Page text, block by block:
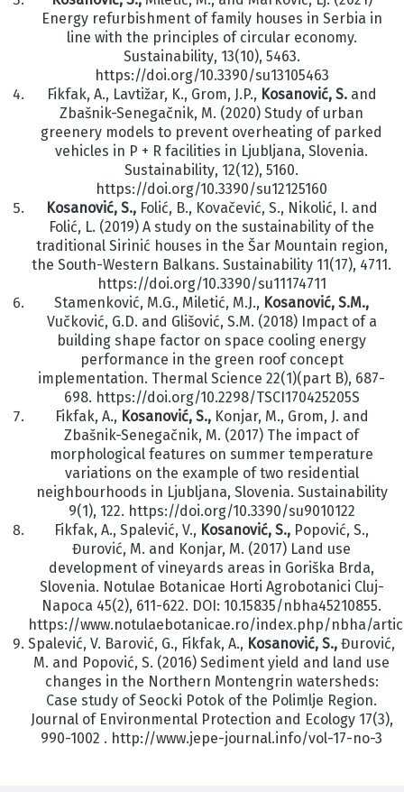
Energy refurbishment of family houses in Serbia in
line with the principles of circular economy.
Sustainability, 13(10), 5463.
https://doi.org/10.3390/su13105463
Fikfak, A., Lavtižar, K., Grom, J.P., Kosanović, S. and
Zbašnik-Senegačnik, M. (2020) Study of urban
greenery models to prevent overheating of parked
vehicles in P + R facilities in Ljubljana, Slovenia.
Sustainability, 12(12), 5160.
https://doi.org/10.3390/su12125160
Kosanović, S.,Folić, B., Kovačević, S., Nikolić, I. and
Folić, L. (2019) A study on the sustainability of the
traditional Sirinić houses in the Šar Mountain region,
the South-Western Balkans. Sustainability 11(17), 4711.
https://doi.org/10.3390/su11174711
Stamenković, M.G., Miletić, M.J., Kosanović, S.M.,
Vučković, G.D. and Glišović, S.M. (2018) Impact of a
building shape factor on space cooling energy
performance in the green roof concept
implementation. Thermal Science 22(1)(part B), 687-
698. https://doi.org/10.2298/TSCI170425205S
Fikfak, A., Kosanović, S., Konjar, M., Grom, J. and
Zbašnik-Senegačnik, M. (2017) The impact of
morphological features on summer temperature
variations on the example of two residential
neighbourhoods in Ljubljana, Slovenia. Sustainability
9(1), 122. https://doi.org/10.3390/su9010122
Fikfak, A., Spalević, V., Kosanović, S., Popović, S.,
Đurović, M. and Konjar, M. (2017) Land use
development of vineyards areas in Goriška Brda,
Slovenia. Notulae Botanicae Horti Agrobotanici Cluj-
Napoca 45(2), 611-622. DOI: 10.15835/nbha45210855.
https://www.notulaebotanicae.ro/index.php/nbha/
Spalević, V. Barović, G., Fikfak, A., Kosanović, S., Đurović,
M. and Popović, S. (2016) Sediment yield and land use
changes in the Northern Montengrin watersheds:
Case study of Seocki Potok of the Polimlje Region.
Journal of Environmental Protection and Ecology 17(3),
990-1002 . http://www.jepe-journal.info/vol-17-no-3